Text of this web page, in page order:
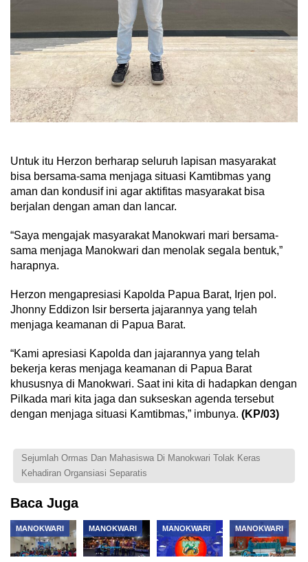
Untuk itu Herzon berharap seluruh lapisan masyarakat
bisa bersama-sama menjaga situasi Kamtibmas yang
aman dan kondusif ini agar aktifitas masyarakat bisa
berjalan dengan aman dan lancar.
“Saya mengajak masyarakat Manokwari mari bersama-
sama menjaga Manokwari dan menolak segala bentuk,”
harapnya.
Herzon mengapresiasi Kapolda Papua Barat, Irjen pol.
Jhonny Eddizon Isir berserta jajarannya yang telah
menjaga keamanan di Papua Barat.
“Kami apresiasi Kapolda dan jajarannya yang telah
bekerja keras menjaga keamanan di Papua Barat
khususnya di Manokwari. Saat ini kita di hadapkan dengan
Pilkada mari kita jaga dan sukseskan agenda tersebut
dengan menjaga situasi Kamtibmas,” imbunya. (KP/03)
Sejumlah Ormas Dan Mahasiswa Di Manokwari Tolak Keras
Kehadiran Organsiasi Separatis
Baca Juga
MANOKWARI MANOKWARI MANOKWARI MANOKWARI